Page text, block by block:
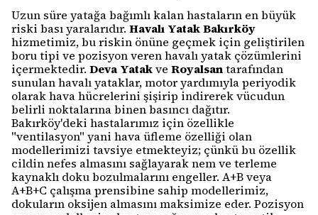
Uzun süre yatağa bağımlı kalan hastaların en büyük
riski bası yaralarıdır. Havalı Yatak Bakırköy
hizmetimiz, bu riskin önüne geçmek için geliştirilen
boru tipi ve pozisyon veren havalı yatak çözümlerini
içermektedir. Deva Yatakve Royalsantarafından
sunulan havalı yataklar, motor yardımıyla periyodik
olarak hava hücrelerini şişirip indirerek vücudun
belirli noktalarına binen basıncı dağıtır.
Bakırköy'deki hastalarımız için özellikle
"ventilasyon" yani hava üfleme özelliği olan
modellerimizi tavsiye etmekteyiz; çünkü bu özellik
cildin nefes almasını sağlayarak nem ve terleme
kaynaklı doku bozulmalarını engeller. A+B veya
A+B+C çalışma prensibine sahip modellerimiz,
dokuların oksijen almasını maksimize eder. Pozisyon